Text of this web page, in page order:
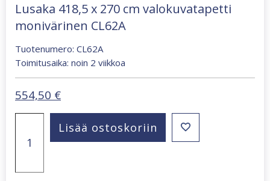
Lusaka 418,5 x 270 cm valokuvatapetti
monivärinen CL62A
Tuotenumero: CL62A
Toimitusaika: noin 2 viikkoa
554,50 €
Lisää ostoskoriin